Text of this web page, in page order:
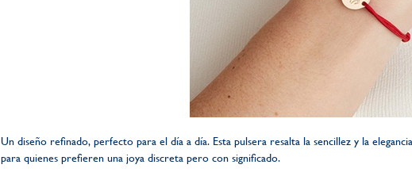
Un diseño refinado, perfecto para el día a día. Esta pulsera resalta la sencillez y la
para quienes prefieren una joya discreta pero con significado.